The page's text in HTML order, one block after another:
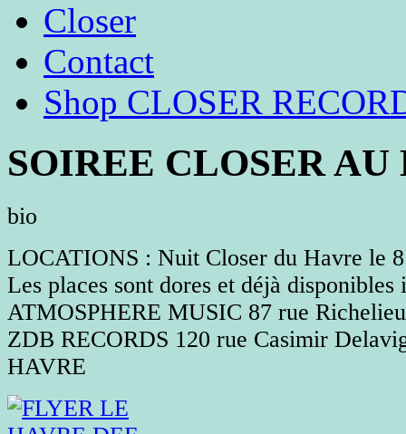
Closer
Contact
Shop CLOSER
SOIREE CLOSER
bio
LOCATIONS : Nuit Closer du Havre le
Les places sont dores et déjà disponibles
ATMOSPHERE MUSIC 87 rue
ZDB RECORDS 120 rue Casimir
HAVRE